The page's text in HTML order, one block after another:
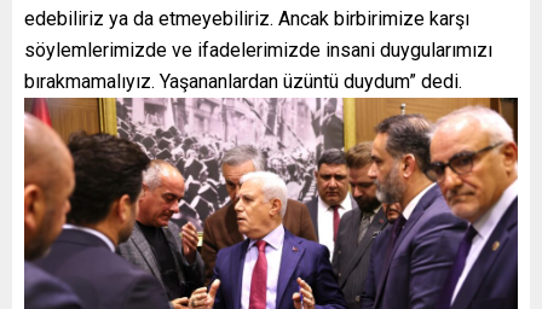
edebiliriz ya da etmeyebiliriz. Ancak birbirimize karşı
söylemlerimizde ve ifadelerimizde insani duygularımızı
bırakmamalıyız. Yaşananlardan üzüntü duydum” dedi.